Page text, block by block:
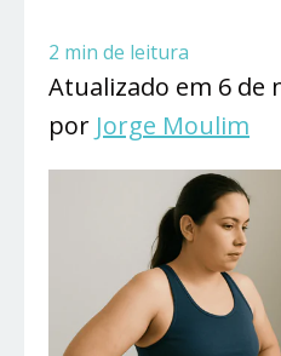
2 min de leitura
Atualizado em 6 de
por Jorge Moulim